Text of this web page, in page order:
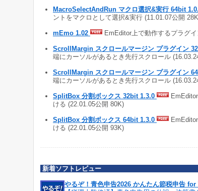
MacroSelectAndRun マクロ選択&実行 64bit
ントをマクロとして選択&実行 (11.01.07公開
mEmo 1.02 EmEditor上で動作するプラグ
ScrollMargin スクロールマージン プラグイン
端にカーソルがあるとき先行スクロール
ScrollMargin スクロールマージン プラグイン
端にカーソルがあるとき先行スクロール
SplitBox 分割ボックス 32bit 1.3.0
ける (22.01.05公開 80K)
SplitBox 分割ボックス 64bit 1.3.0
ける (22.01.05公開 93K)
新着ソフトレビュー
やるぞ！青色申告2026 かんたん節税申告 for